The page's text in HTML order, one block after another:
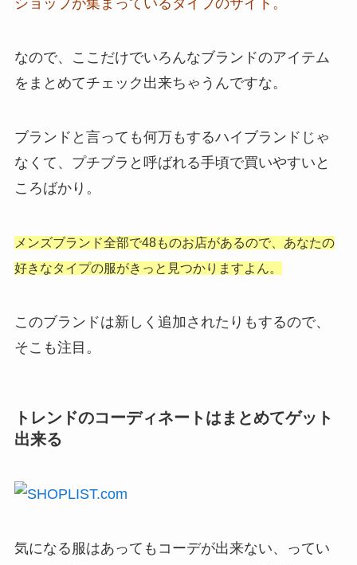
ショップが集まっているタイプのサイト。
なので、ここだけでいろんなブランドのアイテム
をまとめてチェック出来ちゃうんですな。
ブランドと言っても何万もするハイブランドじゃ
なくて、プチブラと呼ばれる手頃で買いやすいと
ころばかり。
メンズブランド全部で48ものお店があるので、あなたの
好きなタイプの服がきっと見つかりますよん。
このブランドは新しく追加されたりもするので、
そこも注目。
トレンドのコーディネートはまとめてゲット
出来る
気になる服はあってもコーデが出来ない、ってい